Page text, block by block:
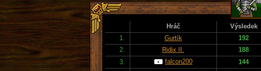
Hráč Výsledek
1.
Gurtík 192
2.
Ridix II. 188
3.
falcon200 144